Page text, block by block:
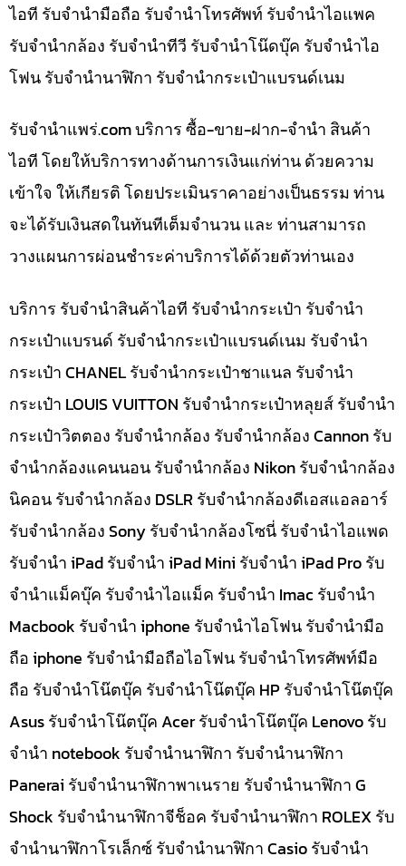
ไอที รับจำนำมือถือ รับจำนำโทรศัพท์ รับจำนำไอแพค
รับจำนำกล้อง รับจำนำทีวี รับจำนำโน๊ดบุ๊ค รับจำนำไอ
โฟน รับจำนำนาฬิกา รับจำนำกระเป๋าแบรนด์เนม
รับจํานําแพร่.com บริการ ซื้อ-ขาย-ฝาก-จำนำ สินค้า
ไอที โดยให้บริการทางด้านการเงินแก่ท่าน ด้วยความ
เข้าใจ ให้เกียรติ โดยประเมินราคาอย่างเป็นธรรม ท่าน
จะได้รับเงินสดในทันทีเต็มจำนวน และ ท่านสามารถ
วางแผนการผ่อนชำระค่าบริการได้ด้วยตัวท่านเอง
บริการ รับจำนำสินค้าไอที รับจำนำกระเป๋า รับจำนำ
กระเป๋าแบรนด์ รับจำนำกระเป๋าแบรนด์เนม รับจำนำ
กระเป๋า CHANEL รับจำนำกระเป๋าชาแนล รับจำนำ
กระเป๋า LOUIS VUITTON รับจำนำกระเป๋าหลุยส์ รับจำนำ
กระเป๋าวิตตอง รับจำนำกล้อง รับจำนำกล้อง Cannon รับ
จำนำกล้องแคนนอน รับจำนำกล้อง Nikon รับจำนำกล้อง
นิคอน รับจำนำกล้อง DSLR รับจำนำกล้องดีเอสแอลอาร์
รับจำนำกล้อง Sony รับจำนำกล้องโซนี่ รับจำนำไอแพด
รับจำนำ iPad รับจำนำ iPad Mini รับจำนำ iPad Pro รับ
จำนำแม็คบุ๊ค รับจำนำไอแม็ค รับจำนำ Imac รับจำนำ
Macbook รับจำนำ iphone รับจำนำไอโฟน รับจำนำมือ
ถือ iphone รับจำนำมือถือไอโฟน รับจำนำโทรศัพท์มือ
ถือ รับจำนำโน๊ตบุ๊ค รับจำนำโน๊ตบุ๊ค HP รับจำนำโน๊ตบุ๊ค
Asus รับจำนำโน๊ตบุ๊ค Acer รับจำนำโน๊ตบุ๊ค Lenovo รับ
จำนำ notebook รับจำนำนาฬิกา รับจำนำนาฬิกา
Panerai รับจำนำนาฬิกาพาเนราย รับจำนำนาฬิกา G
Shock รับจำนำนาฬิกาจีช็อค รับจำนำนาฬิกา ROLEX รับ
จำนำนาฬิกาโรเล็กซ์ รับจำนำนาฬิกา Casio รับจำนำ